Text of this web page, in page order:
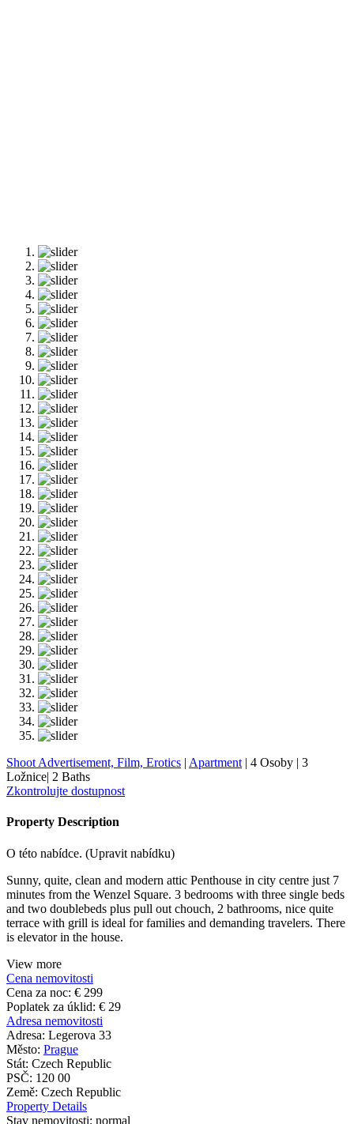
Shoot Advertisement, Film, Erotics | Apartment | 4 Osoby | 3
Ložnice| 2 Baths
Zkontrolujte dostupnost
Property Description
O této nabídce. (Upravit nabídku)
Sunny, quite, clean and modern attic Penthouse in city centre just 7
minutes from the Wenzel Square. 3 bedrooms with three single beds
and two doublebeds plus pull out chouch, 2 bathrooms, nice quite
terrace with grill is ideal for families and demanding travelers. There
is elevator in the house.
View more
Cena nemovitosti
Cena za noc: € 299
Poplatek za úklid: € 29
Adresa nemovitosti
Adresa: Legerova 33
Město: Prague
Stát: Czech Republic
PSČ: 120 00
Země: Czech Republic
Property Details
Stav nemovitosti: normal